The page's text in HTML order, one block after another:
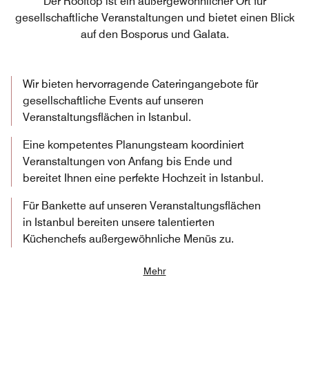
gesellschaftliche Veranstaltungen und bietet einen Blick
auf den Bosporus und Galata.
Wir bieten hervorragende Cateringangebote für
gesellschaftliche Events auf unseren
Veranstaltungsflächen in Istanbul.
Eine kompetentes Planungsteam koordiniert
Veranstaltungen von Anfang bis Ende und
bereitet Ihnen eine perfekte Hochzeit in Istanbul.
Für Bankette auf unseren Veranstaltungsflächen
in Istanbul bereiten unsere talentierten
Küchenchefs außergewöhnliche Menüs zu.
Mehr